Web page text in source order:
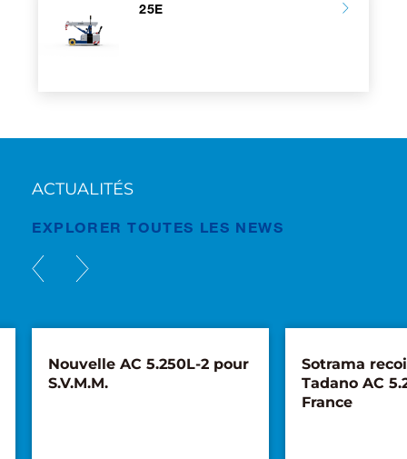
25E
ACTUALITÉS
EXPLORER TOUTES LES NEWS
Nouvelle AC 5.250L-2 pour
S.V.M.M.
Sotrama
Tadano AC
France